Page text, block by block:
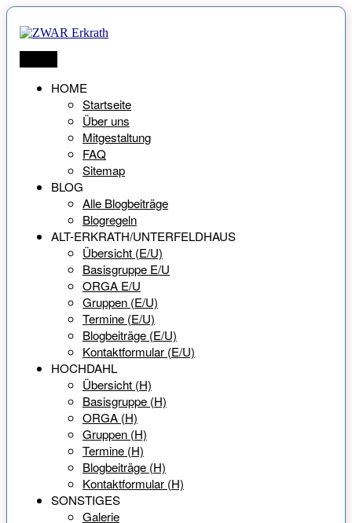
Zum
Inhalt
springen
HOME
Startseite
Über uns
Mitgestaltung
FAQ
Sitemap
BLOG
Alle Blogbeiträge
Blogregeln
ALT-ERKRATH/UNTERFELDHAUS
Übersicht (E/U)
Basisgruppe E/U
ORGA E/U
Gruppen (E/U)
Termine (E/U)
Blogbeiträge (E/U)
Kontaktformular (E/U)
HOCHDAHL
Übersicht (H)
Basisgruppe (H)
ORGA (H)
Gruppen (H)
Termine (H)
Blogbeiträge (H)
Kontaktformular (H)
SONSTIGES
Galerie